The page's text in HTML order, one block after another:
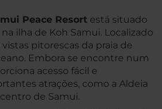
Peace Resort está situado
ilha de Koh Samui. Localizado
pitorescas da praia de
Embora se encontre num
acesso fácil e
atrações, como a Aldeia
de Samui.